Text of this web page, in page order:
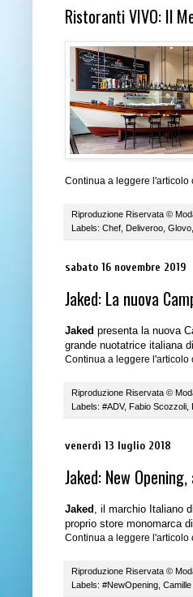
Ristoranti VIVO: Il
Continua a leggere l'articolo
Riproduzione Riservata ©
Labels: Chef Deliveroo Glovo
sabato 16 novembre 2019
Jaked: La nuova
Jaked presenta la nuova
grande nuotatrice italiana
Continua a leggere l'articolo
Riproduzione Riservata ©
Labels: #ADV, Fabio Scozzoli
venerdì 13 luglio 2018
Jaked: New
Jaked , il marchio Italiano
proprio store monomarca
Continua a leggere l'articolo
Riproduzione Riservata ©
Labels: #NewOpening